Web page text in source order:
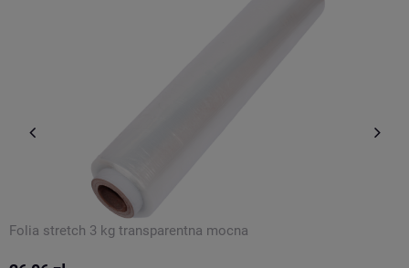
Folia stretch 3 kg transparentna mocna